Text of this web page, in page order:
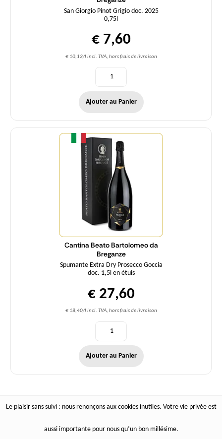
San Giorgio Pinot Grigio doc. 2025
0,75l
€ 7,60
€ 10,13/l incl. TVA, hors frais de livraison
Ajouter au Panier
Cantina Beato Bartolomeo da
Breganze
Spumante Extra Dry Prosecco Goccia
doc. 1,5l en étuis
€ 27,60
€ 18,40/l incl. TVA, hors frais de livraison
Quantité
Ajouter au Panier
Le plaisir sans suivi : nous renonçons aux cookies inutiles. Votre vie privée est
aussi importante pour nous qu’un bon millésime.